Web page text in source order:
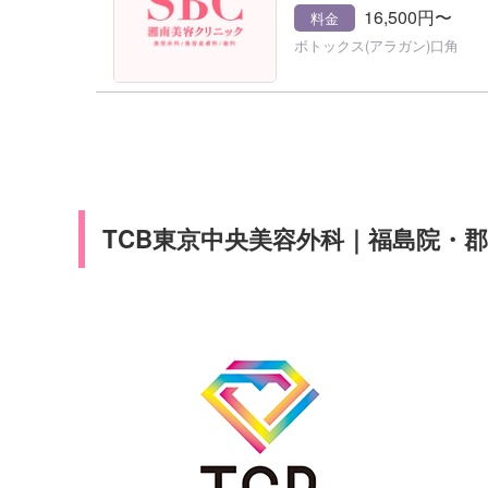
料金 16,500円〜
ボトックス(アラガン)口角
TCB東京中央美容外科｜福島院・